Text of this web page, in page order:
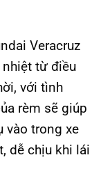
Veracruz
từ điều
với tình
rèm sẽ giúp
vào trong xe
dễ chịu khi lái